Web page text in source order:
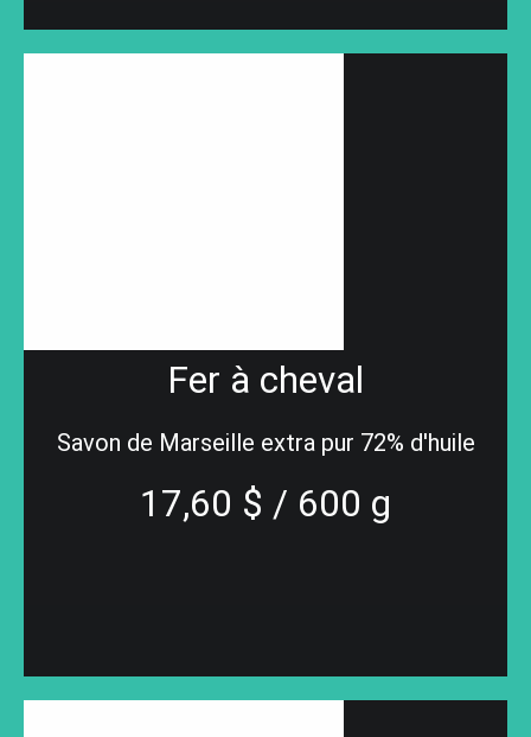
Fer à cheval
Savon de Marseille extra pur 72% d'huile
17,60 $ / 600 g